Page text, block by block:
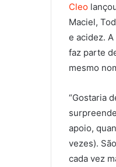
Cleo
Maciel,
e acidez.
faz parte
mesmo
“Gostaria
apoio,
vezes).
cada vez